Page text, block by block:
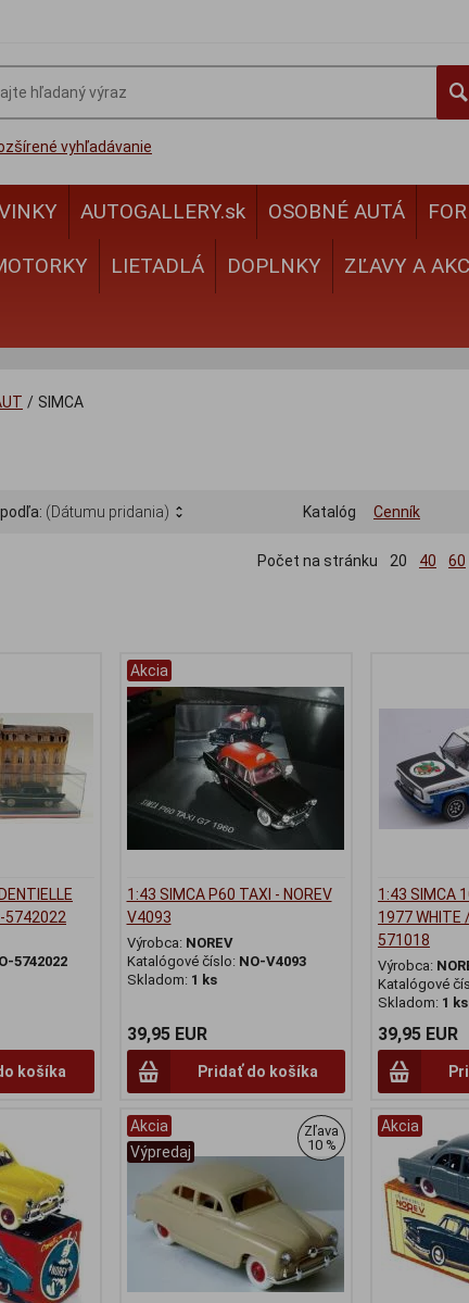
vyhľadávanie
AUTOGALLERY.sk OSOBNÉ AUTÁ
LIETADLÁ DOPLNKY ZĽAVY A
/ SIMCA
(Dátumu pridania) Katalóg Cenník
Počet na stránku 20 40 60
-5742022
5742022
košíka
Akcia
1:43 SIMCA P60 TAXI - NOREV
V4093
Výrobca: NOREV
Katalógové číslo: NO-V4093
Skladom: 1 ks
39,95 EUR
Pridať do košíka
1:43 SIMCA
1977 WHITE
571018
Výrobca:
Katalógové
Skladom: 1 ks
39,95 EUR
Akcia
Výpredaj
Zľava
10 %
Akcia